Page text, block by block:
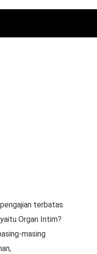
terbatas
Organ Intim?
masing